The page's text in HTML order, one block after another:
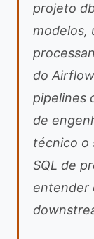
projeto
modelos,
do
pipelines
de
técnico o
SQL de
entender